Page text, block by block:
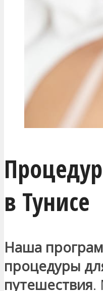
в Тунисе
Наша
процедуры
путешествия.